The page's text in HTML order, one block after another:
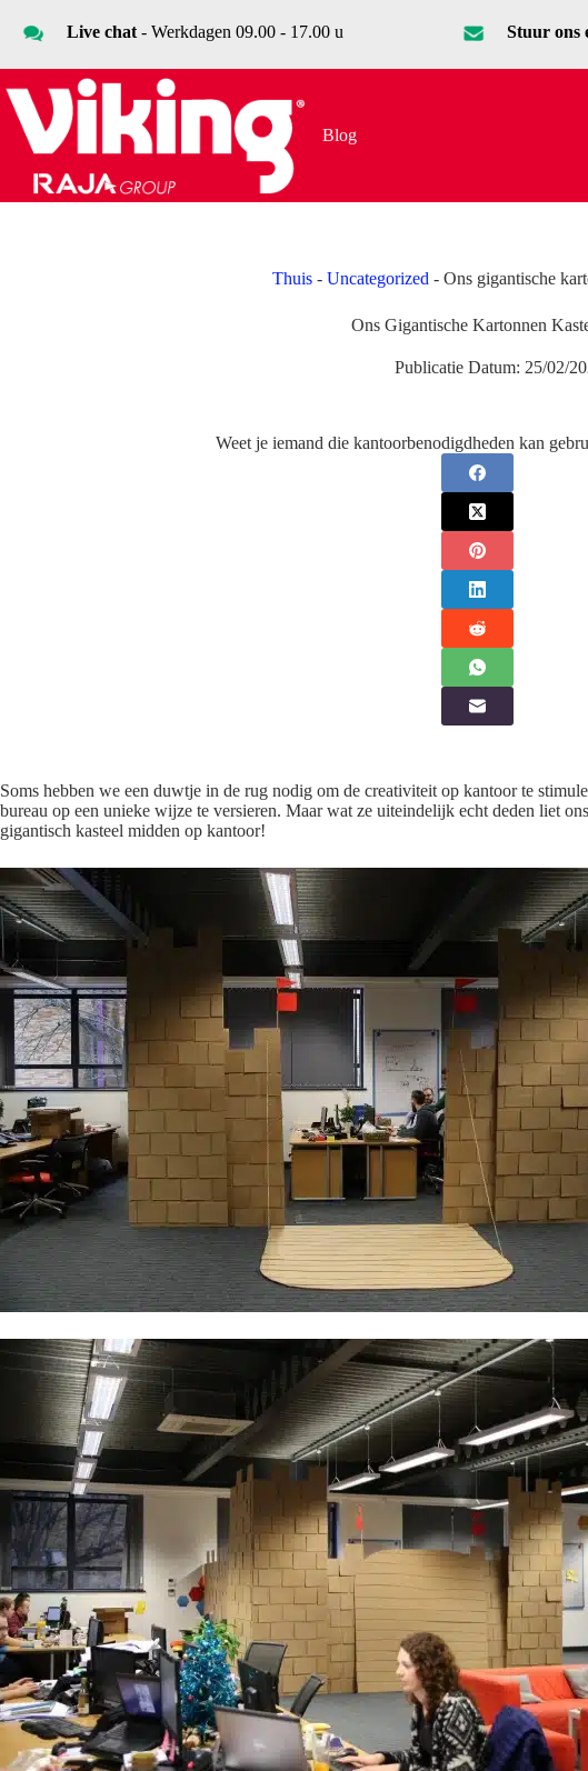
naar
inhoud
Live chat- Werkdagen 09.00 - 17.00 u Stuur ons
Blog
Thuis- Uncategorized - Ons gigantische
Ons Gigantische Kartonnen
Publicatie Datum: 25/02/
Weet je iemand die kantoorbenodigdheden kan
Soms hebben we een duwtje in de rug nodig om de creativiteit op kantoor te
bureau op een unieke wijze te versieren. Maar wat ze uiteindelijk echt deden liet
gigantisch kasteel midden op kantoor!